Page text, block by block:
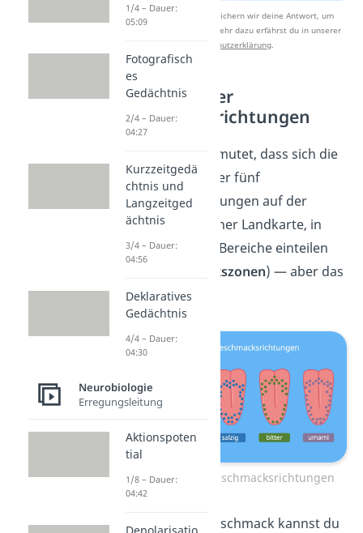
Nach Beantwortung speichern wir deine Antwort, um
Studyflix zu verbessern. Mehr dazu erfährst du in unserer
Datenschutzerklärung
Verteilung der
Geschmacksrichtungen
Lange wurde vermutet, dass sich die
Wahrnehmung der fünf
Geschmacksrichtungen auf der
Zunge, wie auf einer Landkarte, in
unterschiedliche Bereiche einteilen
Geschmackszonen) — aber das
istnicht richtig
Verteilung der Geschmacksrichtungen
Einen bitteren Geschmack kannst du
1/4 – Dauer:
05:09
Fotografisch
es
Gedächtnis
2/4 – Dauer:
04:27
Kurzzeitgedä
chtnis und
Langzeitged
ächtnis
3/4 – Dauer:
04:56
Deklaratives
Gedächtnis
4/4 – Dauer:
04:30
Neurobiologie
Erregungsleitung
Aktionspoten
tial
1/8 – Dauer:
04:42